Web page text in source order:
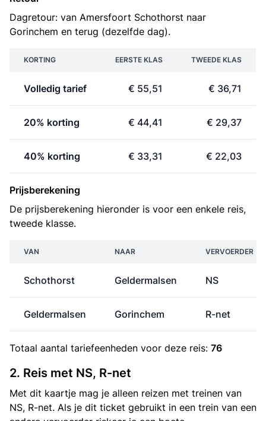
Dagretour: van Amersfoort Schothorst naar
Gorinchem en terug (dezelfde dag).
KORTING EERSTE KLAS TWEEDE KLAS
Volledig tarief € 55,51 € 36,71
20% korting € 44,41 € 29,37
40% korting € 33,31 € 22,03
Prijsberekening
De prijsberekening hieronder is voor een enkele reis,
tweede klasse.
VAN NAAR VERVOERDER
Schothorst Geldermalsen NS
Geldermalsen Gorinchem R-net
Totaal aantal tariefeenheden voor deze reis: 76
2. Reis met NS, R-net
Met dit kaartje mag je alleen reizen met treinen van
NS, R-net. Als je dit ticket gebruikt in een trein van een